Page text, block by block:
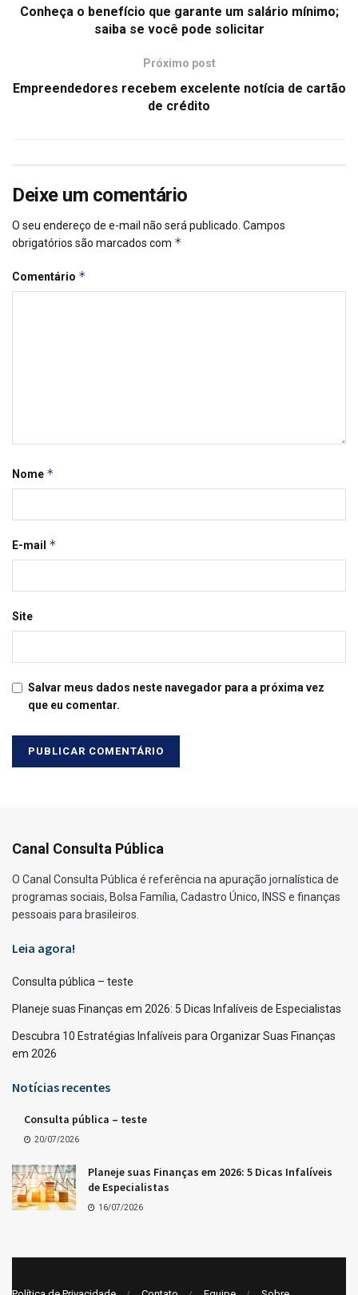
Conheça o benefício que garante um salário mínimo;
saiba se você pode solicitar
Próximo post
Empreendedores recebem excelente notícia de cartão
de crédito
Deixe um comentário
O seu endereço de e-mail não será publicado. Campos
obrigatórios são marcados com *
Comentário *
Nome *
E-mail *
Site
Salvar meus dados neste navegador para a próxima vez
que eu comentar.
Canal Consulta Pública
O Canal Consulta Pública é referência na apuração jornalística de
programas sociais, Bolsa Família, Cadastro Único, INSS e finanças
pessoais para brasileiros.
Leia agora!
Consulta pública – teste
Planeje suas Finanças em 2026: 5 Dicas Infalíveis de Especialistas
Descubra 10 Estratégias Infalíveis para Organizar Suas Finanças
em 2026
Notícias recentes
Consulta pública – teste
20/07/2026
Planeje suas Finanças em 2026: 5 Dicas Infalíveis
de Especialistas
16/07/2026